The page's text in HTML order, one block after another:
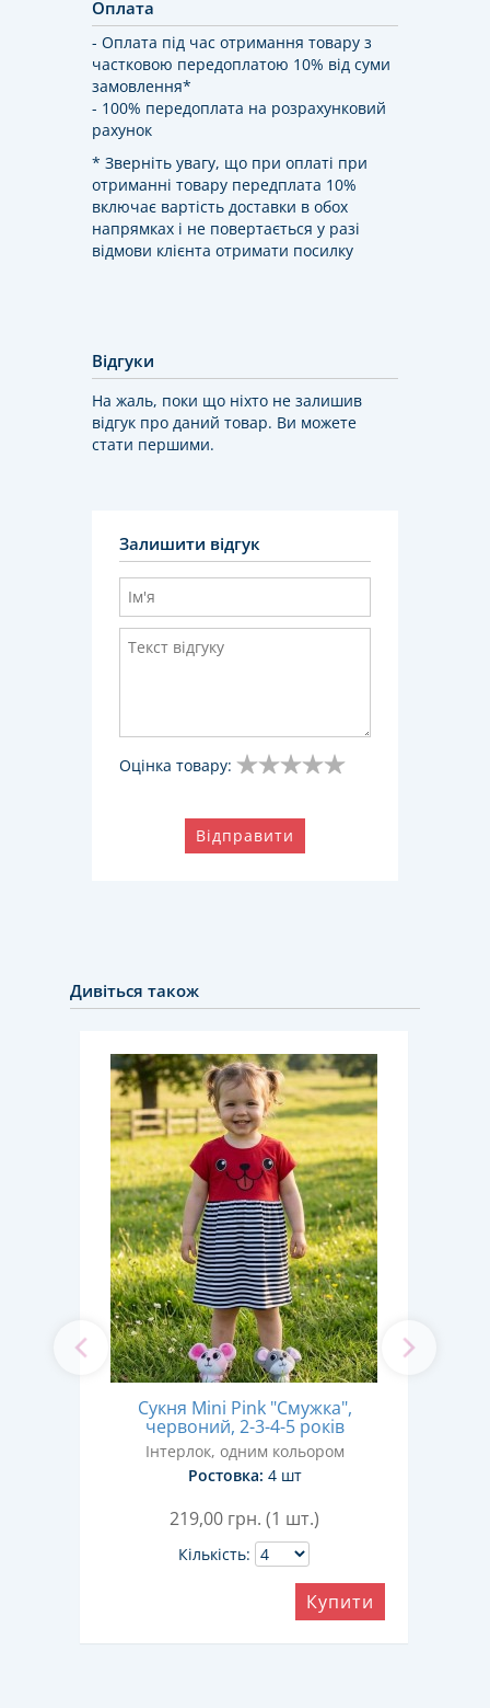
Оплата
- Оплата під час отримання товару з
частковою передоплатою 10% від суми
замовлення*
- 100% передоплата на розрахунковий
рахунок
* Зверніть увагу, що при оплаті при
отриманні товару передплата 10%
включає вартість доставки в обох
напрямках і не повертається у разі
відмови клієнта отримати посилку
Відгуки
На жаль, поки що ніхто не залишив
відгук про даний товар. Ви можете
стати першими.
Залишити відгук
Оцінка товару:
Відправити
Дивіться також
Сукня Mini Pink "Смужка",
червоний, 2-3-4-5 років
Інтерлок, одним кольором
Ростовка: 4 шт
219,00 грн. (1 шт.)
Кількість:
Купити